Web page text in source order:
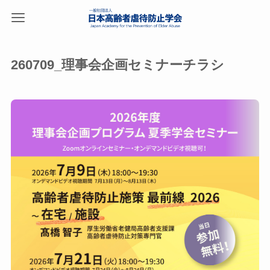
260709_理事会企画セミナーチラシ